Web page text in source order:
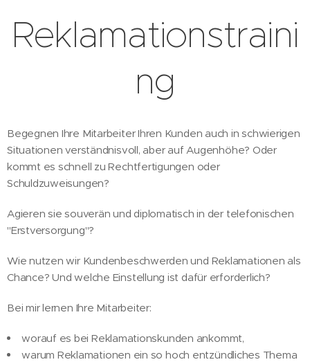
Reklamationstraini
ng
Begegnen Ihre Mitarbeiter Ihren Kunden auch in schwierigen
Situationen verständnisvoll, aber auf Augenhöhe? Oder
kommt es schnell zu Rechtfertigungen oder
Schuldzuweisungen?
Agieren sie souverän und diplomatisch in der telefonischen
"Erstversorgung"?
Wie nutzen wir Kundenbeschwerden und Reklamationen als
Chance? Und welche Einstellung ist dafür erforderlich?
Bei mir lernen Ihre Mitarbeiter:
worauf es bei Reklamationskunden ankommt,
warum Reklamationen ein so hoch entzündliches Thema